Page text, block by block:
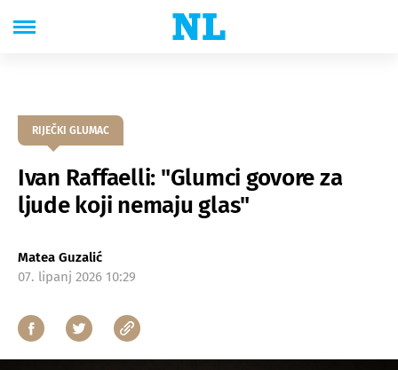
RIJEČKI GLUMAC
Ivan Raffaelli: "Glumci govore za
ljude koji nemaju glas"
Matea Guzalić
07. lipanj 2026 10:29